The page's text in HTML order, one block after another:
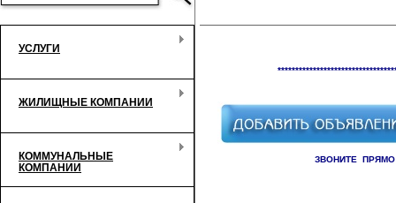
УСЛУГИ
ЖИЛИЩНЫЕ КОМПАНИИ
КОММУНАЛЬНЫЕ
КОМПАНИИ
ЗВОНИТЕ